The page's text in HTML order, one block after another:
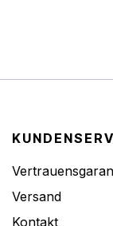
Versand
Kontakt